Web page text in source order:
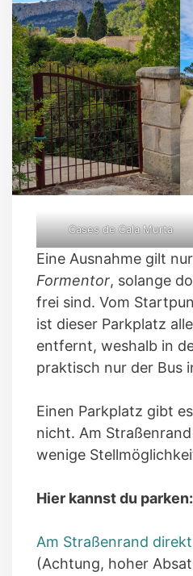
Cases de Cala Murta
Eine Ausnahme gilt
Formentor, solange
frei sind. Vom
ist dieser Parkplatz
entfernt, weshalb in
praktisch nur der Bus
Einen Parkplatz gibt
nicht. Am
wenige
Hier kannst du parken:
Am Straßenrand
(Achtung, hoher